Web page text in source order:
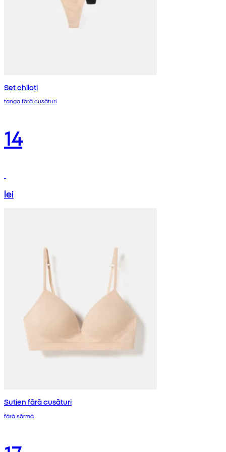
Set chiloți
tanga fără cusături
14
lei
Sutien fără cusături
fără sârmă